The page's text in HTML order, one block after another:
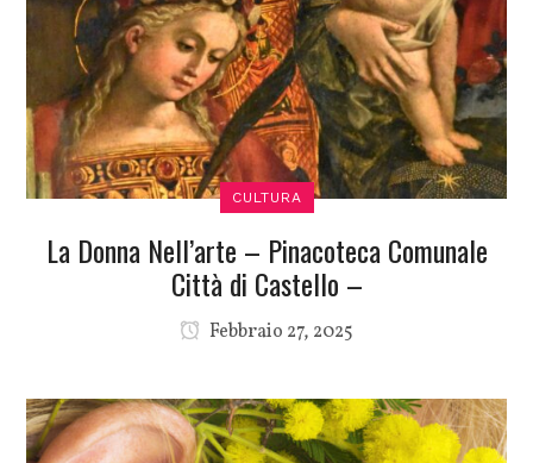
CULTURA
La Donna Nell’arte – Pinacoteca Comunale
Città di Castello –
Febbraio 27, 2025